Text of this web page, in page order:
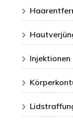
Injektionen